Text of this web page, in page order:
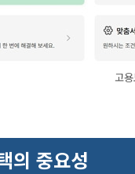
고
의 중요성